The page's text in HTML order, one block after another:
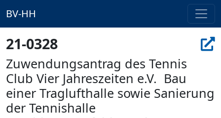
BV-HH
21-0328
Zuwendungsantrag des Tennis
Club Vier Jahreszeiten e.V.  Bau
einer Traglufthalle sowie Sanierung
der Tennishalle